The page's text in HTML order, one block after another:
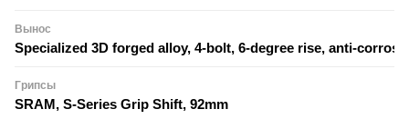
Вынос
Specialized 3D forged alloy, 4-bolt, 6-degree rise, anti-
Грипсы
SRAM, S-Series Grip Shift, 92mm